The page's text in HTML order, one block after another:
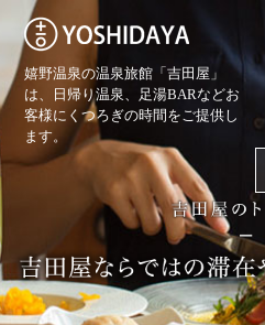
嬉野温泉の温泉旅館「吉田屋」
は、日帰り温泉、 足湯BARなどお
客様にくつろぎの時間をご提供し
ます。